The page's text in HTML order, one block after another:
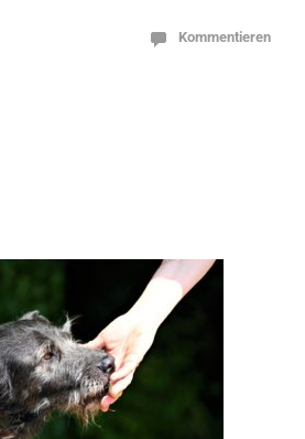
Kommentieren